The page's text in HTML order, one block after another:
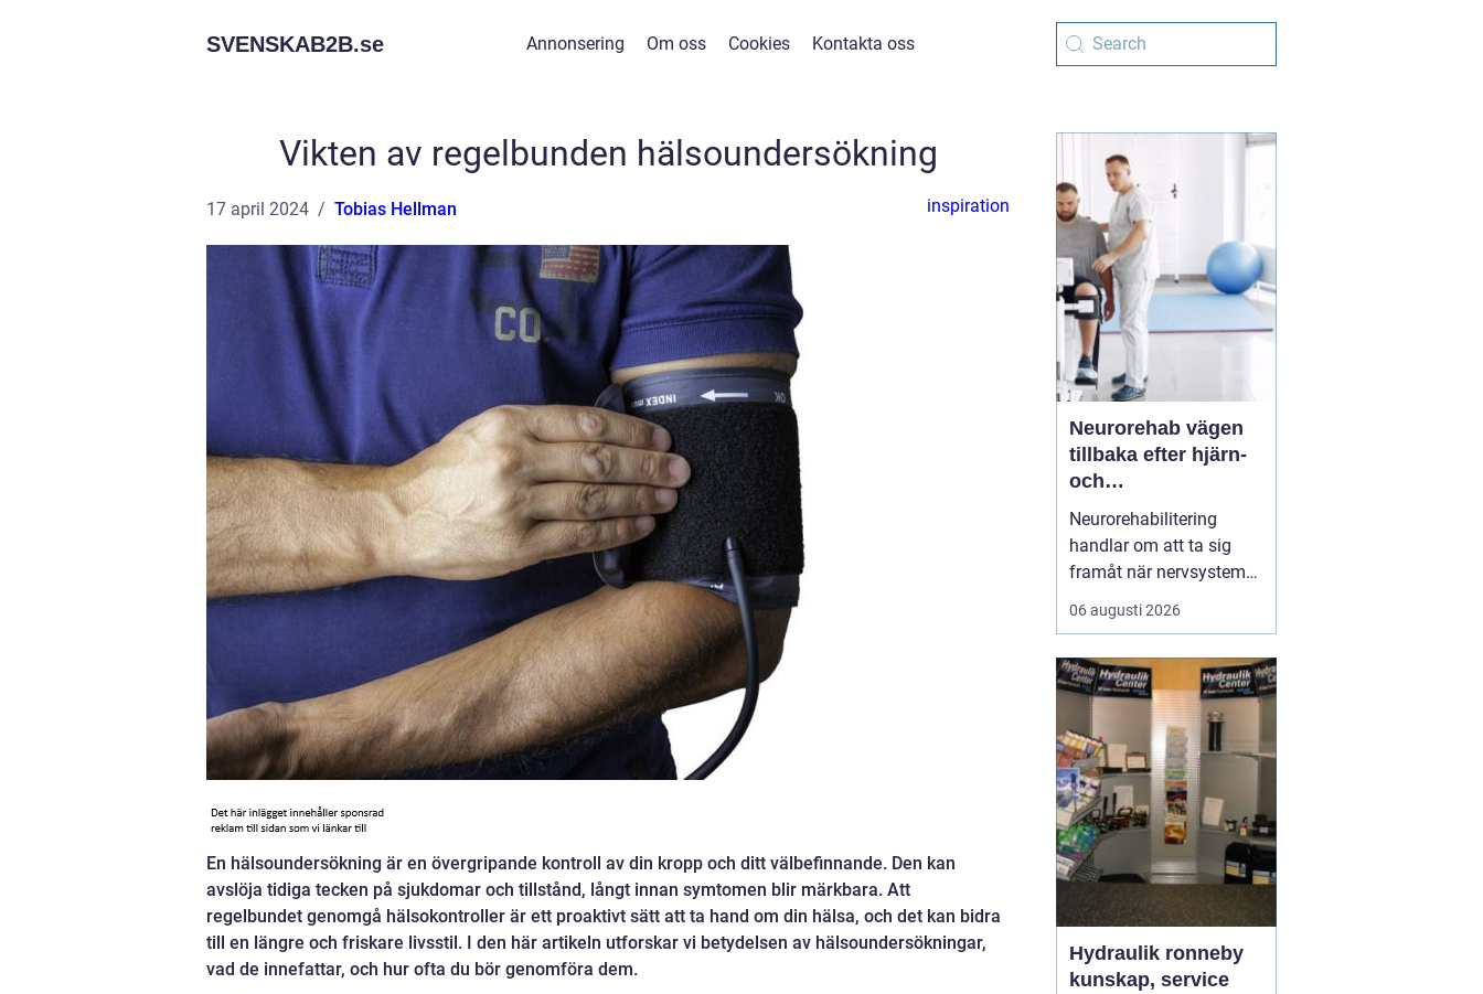
SVENSKAB2B.se Annonsering Om oss Cookies Kontakta oss
Vikten av regelbunden hälsoundersökning
17 april 2024 Tobias Hellman inspiration
En hälsoundersökning är en övergripande kontroll av din kropp och ditt välbefinnande. Den kan
avslöja tidiga tecken på sjukdomar och tillstånd, långt innan symtomen blir märkbara. Att
regelbundet genomgå hälsokontroller är ett proaktivt sätt att ta hand om din hälsa, och det kan bidra
till en längre och friskare livsstil. I den här artikeln utforskar vi betydelsen av hälsoundersökningar,
vad de innefattar, och hur ofta du bör genomföra dem.
Neurorehab vägen
tillbaka efter hjärn-
och
ryggmärgsskador
Neurorehabilitering
handlar om att ta sig
framåt när nervsystemet
har skadats eller
påverkats av sjukdom.
funktion, stärka det som
fortfarande fungerar och
skapa nya strategier för
vardagen. Med rätt stöd,
tillräcklig träning och ...
06 augusti 2026
Hydraulik ronneby
kunskap, service